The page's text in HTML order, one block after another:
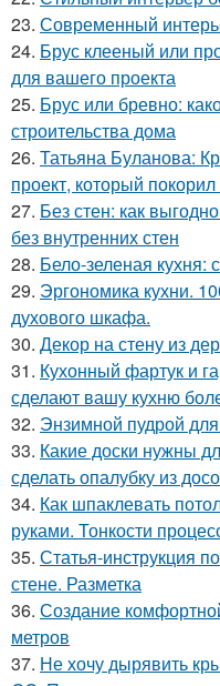
23. Современный
24. Брус клееный или
для вашего проекта
25. Брус или бревно:
строительства дома
26. Татьяна Буланова:
проект, который
27. Без стен: как
без внутренних стен
28. Бело-зеленая кухня:
29. Эргономика кухни.
духового шкафа.
30. Декор на стену из
31. Кухонный фартук и
сделают вашу кухню
32. Энзимной пудрой
33. Какие доски нужны
сделать опалубку из
34. Как шпаклевать
руками. Тонкости
35. Статья-инструкция
стене. Разметка
36. Создание
метров
37. Не хочу дырявить